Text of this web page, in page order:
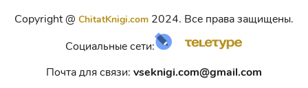
Copyright @ ChitatKnigi.com 2024. Все права защищены.
Социальные сети:
Почта для связи: vseknigi.com@gmail.com